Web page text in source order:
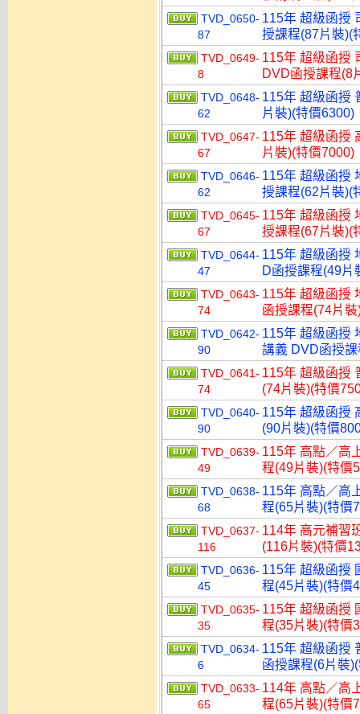
TVD_0650-
87
115年 超級函授
授課程(87片裝)(
TVD_0649-
8
115年 超級函授
DVD函授課程(8
TVD_0648-
62
115年 超級函授
片裝)(特價6300)
TVD_0647-
67
115年 超級函授
片裝)(特價7000)
TVD_0646-
62
115年 超級函授
授課程(62片裝)(
TVD_0645-
67
115年 超級函授
授課程(67片裝)(
TVD_0644-
47
115年 超級函授
D函授課程(49片
TVD_0643-
74
115年 超級函授
函授課程(74片
TVD_0642-
90
115年 超級函授
講義 DVD函授
TVD_0641-
74
115年 超級函授
(74片裝)(特價
TVD_0640-
90
115年 超級函授
(90片裝)(特價
TVD_0639-
49
115年 高點／高
程(49片裝)(特價
TVD_0638-
68
115年 高點／高
程(65片裝)(特價
TVD_0637-
116
114年 高元補習
(116片裝)(特價
TVD_0636-
45
115年 超級函授
程(45片裝)(特價
TVD_0635-
35
115年 超級函授
程(35片裝)(特價
TVD_0634-
6
115年 超級函授
函授課程(6片裝
TVD_0633-
65
114年 高點／高
程(65片裝)(特價